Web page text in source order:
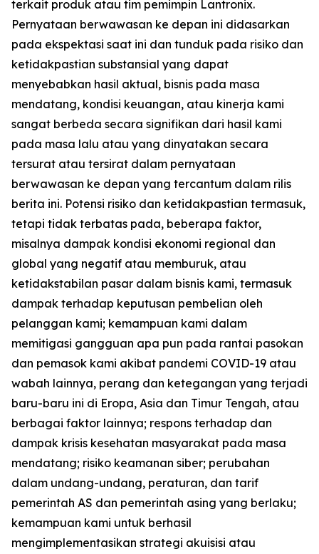
terkait produk atau tim pemimpin Lantronix.
Pernyataan berwawasan ke depan ini didasarkan
pada ekspektasi saat ini dan tunduk pada risiko dan
ketidakpastian substansial yang dapat
menyebabkan hasil aktual, bisnis pada masa
mendatang, kondisi keuangan, atau kinerja kami
sangat berbeda secara signifikan dari hasil kami
pada masa lalu atau yang dinyatakan secara
tersurat atau tersirat dalam pernyataan
berwawasan ke depan yang tercantum dalam rilis
berita ini. Potensi risiko dan ketidakpastian termasuk,
tetapi tidak terbatas pada, beberapa faktor,
misalnya dampak kondisi ekonomi regional dan
global yang negatif atau memburuk, atau
ketidakstabilan pasar dalam bisnis kami, termasuk
dampak terhadap keputusan pembelian oleh
pelanggan kami; kemampuan kami dalam
memitigasi gangguan apa pun pada rantai pasokan
dan pemasok kami akibat pandemi COVID-19 atau
wabah lainnya, perang dan ketegangan yang terjadi
baru-baru ini di Eropa, Asia dan Timur Tengah, atau
berbagai faktor lainnya; respons terhadap dan
dampak krisis kesehatan masyarakat pada masa
mendatang; risiko keamanan siber; perubahan
dalam undang-undang, peraturan, dan tarif
pemerintah AS dan pemerintah asing yang berlaku;
kemampuan kami untuk berhasil
mengimplementasikan strategi akuisisi atau